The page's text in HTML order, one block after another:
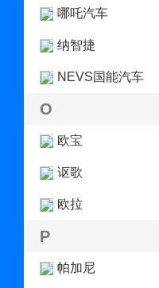
哪吒汽车
纳智捷
NEVS国能汽车
O
欧宝
讴歌
欧拉
P
帕加尼